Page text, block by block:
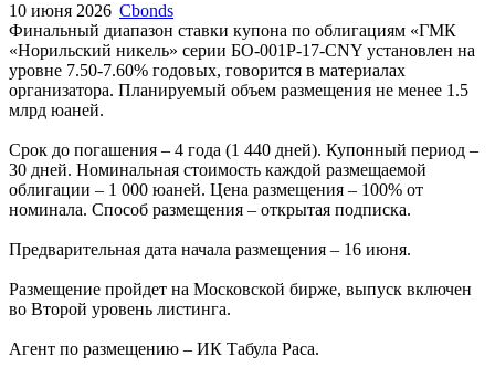
10 июня 2026 Cbonds
Финальный диапазон ставки купона по облигациям «ГМК
«Норильский никель» серии БО-001Р-17-CNY установлен на
уровне 7.50-7.60% годовых, говорится в материалах
организатора. Планируемый объем размещения не менее 1.5
млрд юаней.
Срок до погашения – 4 года (1 440 дней). Купонный период –
30 дней. Номинальная стоимость каждой размещаемой
облигации – 1 000 юаней. Цена размещения – 100% от
номинала. Способ размещения – открытая подписка.
Предварительная дата начала размещения – 16 июня.
Размещение пройдет на Московской бирже, выпуск включен
во Второй уровень листинга.
Агент по размещению – ИК Табула Раса.